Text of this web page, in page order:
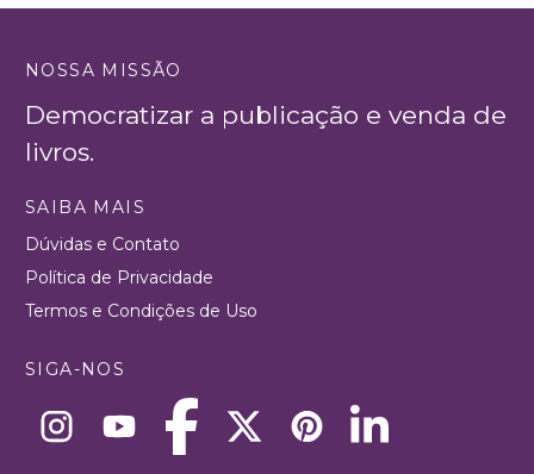
NOSSA MISSÃO
Democratizar a publicação e venda de
livros.
SAIBA MAIS
Dúvidas e Contato
Política de Privacidade
Termos e Condições de Uso
SIGA-NOS